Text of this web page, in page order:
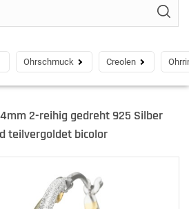
Ohrschmuck Creolen
2-reihig gedreht 925 Silber
teilvergoldet bicolor